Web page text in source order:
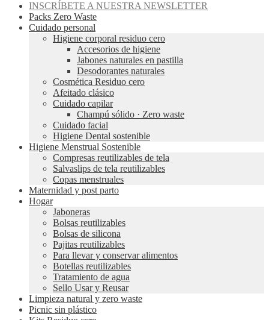
INSCRÍBETE A NUESTRA NEWSLETTER
Packs Zero Waste
Cuidado personal
Higiene corporal residuo cero
Accesorios de higiene
Jabones naturales en pastilla
Desodorantes naturales
Cosmética Residuo cero
Afeitado clásico
Cuidado capilar
Champú sólido · Zero waste
Cuidado facial
Higiene Dental sostenible
Higiene Menstrual Sostenible
Compresas reutilizables de tela
Salvaslips de tela reutilizables
Copas menstruales
Maternidad y post parto
Hogar
Jaboneras
Bolsas reutilizables
Bolsas de silicona
Pajitas reutilizables
Para llevar y conservar alimentos
Botellas reutilizables
Tratamiento de agua
Sello Usar y Reusar
Limpieza natural y zero waste
Picnic sin plástico